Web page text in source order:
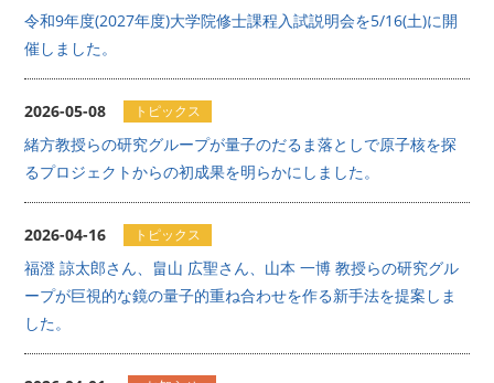
令和9年度(2027年度)大学院修士課程入試説明会を5/16(土)に開
催しました。
2026-05-08 トピックス
緒方教授らの研究グループが量子のだるま落としで原子核を探
るプロジェクトからの初成果を明らかにしました。
2026-04-16 トピックス
福澄 諒太郎さん、畠山 広聖さん、山本 一博 教授らの研究グル
ープが巨視的な鏡の量子的重ね合わせを作る新手法を提案しま
した。